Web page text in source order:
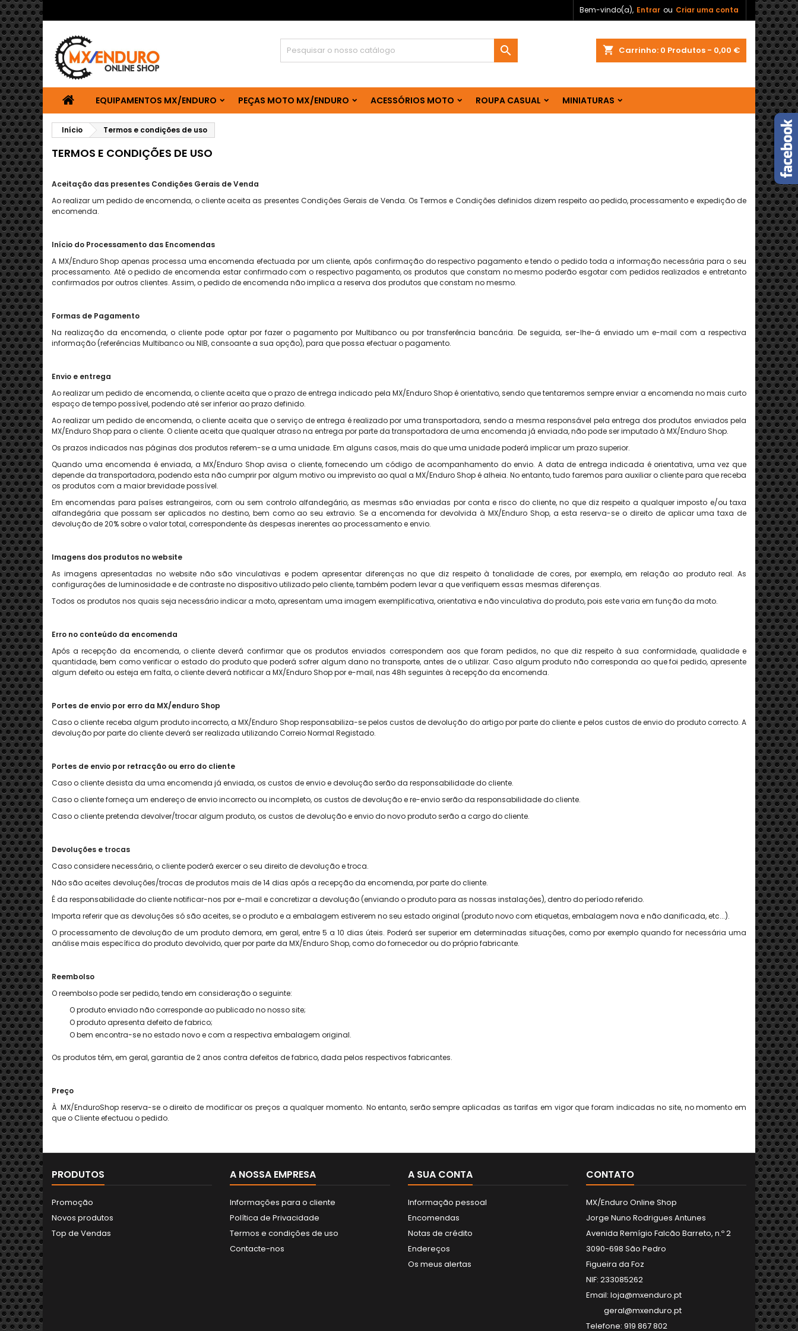
Bem-vindo(a), Entrar ou Criar uma conta
shopping_cart Carrinho: 0 Produtos - 0,00 €

EQUIPAMENTOS MX/ENDURO PEÇAS MOTO MX/ENDURO ACESSÓRIOS MOTO ROUPA CASUAL MINIATURAS
Início Termos e condições de uso
TERMOS E CONDIÇÕES DE USO
Aceitação das presentes Condições Gerais de Venda
Ao realizar um pedido de encomenda, o cliente aceita as presentes Condições Gerais de Venda. Os Termos e Condições definidos dizem respeito ao pedido, processamento e expedição de
encomenda.
Início do Processamento das Encomendas
A MX/Enduro Shop apenas processa uma encomenda efectuada por um cliente, após confirmação do respectivo pagamento e tendo o pedido toda a informação necessária para o seu
processamento. Até o pedido de encomenda estar confirmado com o respectivo pagamento, os produtos que constam no mesmo poderão esgotar com pedidos realizados e entretanto
confirmados por outros clientes. Assim, o pedido de encomenda não implica a reserva dos produtos que constam no mesmo.
Formas de Pagamento
Na realização da encomenda, o cliente pode optar por fazer o pagamento por Multibanco ou por transferência bancária. De seguida, ser-lhe-á enviado um e-mail com a respectiva
informação (referências Multibanco ou NIB, consoante a sua opção), para que possa efectuar o pagamento.
Envio e entrega
Ao realizar um pedido de encomenda, o cliente aceita que o prazo de entrega indicado pela MX/Enduro Shop é orientativo, sendo que tentaremos sempre enviar a encomenda no mais curto
espaço de tempo possível, podendo até ser inferior ao prazo definido.
Ao realizar um pedido de encomenda, o cliente aceita que o serviço de entrega é realizado por uma transportadora, sendo a mesma responsável pela entrega dos produtos enviados pela
MX/Enduro Shop para o cliente. O cliente aceita que qualquer atraso na entrega por parte da transportadora de uma encomenda já enviada, não pode ser imputado à MX/Enduro Shop.
Os prazos indicados nas páginas dos produtos referem-se a uma unidade. Em alguns casos, mais do que uma unidade poderá implicar um prazo superior.
Quando uma encomenda é enviada, a MX/Enduro Shop avisa o cliente, fornecendo um código de acompanhamento do envio. A data de entrega indicada é orientativa, uma vez que
depende da transportadora, podendo esta não cumprir por algum motivo ou imprevisto ao qual a MX/Enduro Shop é alheia.No entanto, tudo faremos para auxiliar o cliente para que receba
os produtos com a maior brevidade possível.
Em encomendas para países estrangeiros, com ou sem controlo alfandegário, as mesmas são enviadas por conta e risco do cliente, no que diz respeito a qualquer imposto e/ou taxa
alfandegária que possam ser aplicados no destino, bem como ao seu extravio. Se a encomenda for devolvida à MX/Enduro Shop, a esta reserva-se o direito de aplicar uma taxa de
devolução de 20% sobre o valor total, correspondente às despesas inerentes ao processamento e envio.
Imagens dos produtos no website
As imagens apresentadas no website não são vinculativas e podem apresentar diferenças no que diz respeito à tonalidade de cores, por exemplo, em relação ao produto real. As
configurações de luminosidade e de contraste no dispositivo utilizado pelo cliente, também podem levar a que verifiquem essas mesmas diferenças.
Todos os produtos nos quais seja necessário indicar a moto, apresentam uma imagem exemplificativa, orientativa e não vinculativa do produto, pois este varia em função da moto.
Erro no conteúdo da encomenda
Após a recepção da encomenda, o cliente deverá confirmar que os produtos enviados correspondem aos que foram pedidos, no que diz respeito à sua conformidade, qualidade e
quantidade, bem como verificar o estado do produto que poderá sofrer algum dano no transporte, antes de o utilizar. Caso algum produto não corresponda ao que foi pedido, apresente
algum defeito ou esteja em falta, o cliente deverá notificar a MX/Enduro Shop por e-mail, nas 48h seguintes à recepção da encomenda.
Portes de envio por erro da MX/enduro Shop
Caso o cliente receba algum produto incorrecto, a MX/Enduro Shop responsabiliza-se pelos custos de devolução do artigo por parte do cliente e pelos custos de envio do produto correcto. A
devolução por parte do cliente deverá serrealizada utilizando Correio Normal Registado.
Portes de envio por retracção ou erro do cliente
Caso o cliente desista da uma encomenda já enviada, os custos de envio e devolução serão da responsabilidade do cliente.
Caso o cliente forneça um endereço de envio incorrecto ou incompleto, os custos de devolução e re-envio serão da responsabilidade do cliente.
Caso o cliente pretenda devolver/trocar algum produto, os custos de devolução e envio do novo produto serão a cargo do cliente.
Devoluções e trocas
Caso considere necessário, o cliente poderá exercer o seu direito de devolução e troca.
Não são aceites devoluções/trocas de produtos mais de 14 dias após a recepção da encomenda, por parte do cliente.
É da responsabilidade do cliente notificar-nos por e-mail e concretizar a devolução (enviando o produto para as nossas instalações), dentro do período referido.
Importa referir que as devoluções só são aceites, se o produto e a embalagem estiverem no seu estado original (produto novo com etiquetas, embalagem nova e não danificada, etc...).
O processamento de devolução de um produto demora, em geral, entre 5 a 10 dias úteis. Poderá ser superior em determinadas situações, como por exemplo quando for necessária uma
análise mais específica do produto devolvido, quer por parte da MX/Enduro Shop, como do fornecedor ou do próprio fabricante.
Reembolso
O reembolso pode ser pedido, tendo em consideração o seguinte:
O produto enviado não corresponde ao publicado no nosso site;
O produto apresenta defeito de fabrico;
O bem encontra-se no estado novo e com a respectiva embalagem original.
Os produtos têm, em geral, garantia de 2 anos contra defeitos de fabrico, dada pelos respectivos fabricantes.
Preço
À MX/EnduroShop reserva-se o direito de modificar os preços a qualquer momento. No entanto, serão sempre aplicadas as tarifas em vigor que foram indicadas no site, no momento em
que o Cliente efectuou o pedido.
PRODUTOS
Promoção
Novos produtos
Top de Vendas
A NOSSA EMPRESA
Informações para o cliente
Política de Privacidade
Termos e condições de uso
Contacte-nos
A SUA CONTA
Informação pessoal
Encomendas
Notas de crédito
Endereços
Os meus alertas
CONTATO
MX/Enduro Online Shop
Jorge Nuno Rodrigues Antunes
Avenida Remígio Falcão Barreto, n.º 2
3090-698 São Pedro
Figueira da Foz
NIF: 233085262
Email: loja@mxenduro.pt
geral@mxenduro.pt
Telefone: 919 867 802